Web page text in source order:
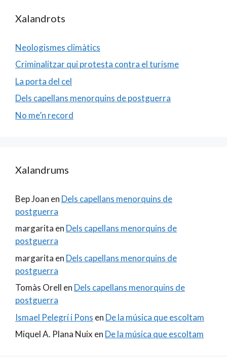
Xalandrots
Neologismes climàtics
Criminalitzar qui protesta contra el turisme
La porta del cel
Dels capellans menorquins de postguerra
No me’n record
Xalandrums
Bep Joan en Dels capellans menorquins de
postguerra
margarita en Dels capellans menorquins de
postguerra
margarita en Dels capellans menorquins de
postguerra
Tomàs Orell en Dels capellans menorquins de
postguerra
Ismael Pelegrí i Pons en De la música que escoltam
Miquel A. Plana Nuix en De la música que escoltam